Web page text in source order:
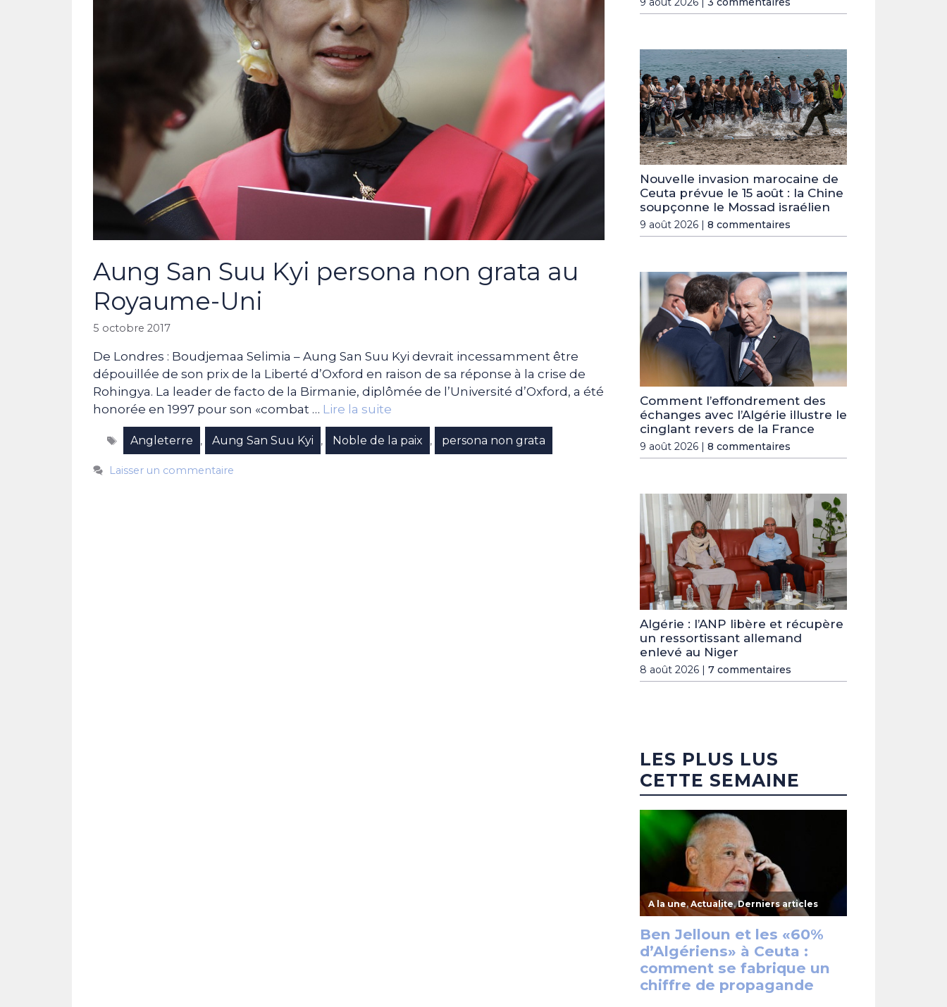
Aung San Suu Kyi persona non grata au
Royaume-Uni
5 octobre 2017
De Londres : Boudjemaa Selimia – Aung San Suu Kyi devrait incessamment être
dépouillée de son prix de la Liberté d’Oxford en raison de sa réponse à la crise de
Rohingya. La leader de facto de la Birmanie, diplômée de l’Université d’Oxford, a été
honorée en 1997 pour son «combat … Lire la suite
Étiquettes
Angleterre , Aung San Suu Kyi , Noble de la paix , persona non grata
Laisser un commentaire
Nouvelle invasion marocaine de
Ceuta prévue le 15 août : la Chine
soupçonne le Mossad israélien
9 août 2026 | 8 commentaires
Comment l’effondrement des
échanges avec l’Algérie illustre le
cinglant revers de la France
9 août 2026 | 8 commentaires
Algérie : l’ANP libère et récupère
un ressortissant allemand
enlevé au Niger
8 août 2026 | 7 commentaires
LES PLUS LUS
CETTE SEMAINE